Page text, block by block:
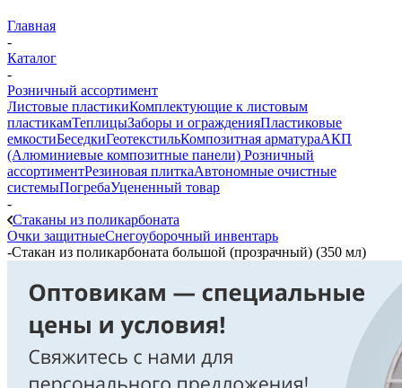
Главная
-
Каталог
-
Розничный ассортимент
Листовые пластикиКомплектующие к листовым
пластикамТеплицыЗаборы и огражденияПластиковые
емкостиБеседкиГеотекстильКомпозитная арматураАКП
(Алюминиевые композитные панели) Розничный
ассортиментРезиновая плиткаАвтономные очистные
системыПогребаУцененный товар
-
Стаканы из поликарбоната
Очки защитныеСнегоуборочный инвентарь
-Стакан из поликарбоната большой (прозрачный) (350 мл)